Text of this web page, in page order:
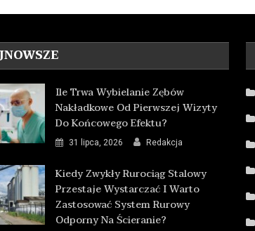
Ile Trwa Wybielanie Zębów
Nakładkowe Od Pierwszej Wizyty
Do Końcowego Efektu?
31 lipca, 2026 Redakcja
Kiedy Zwykły Rurociąg Stalowy
Przestaje Wystarczać I Warto
Zastosować System Rurowy
Odporny Na Ścieranie?